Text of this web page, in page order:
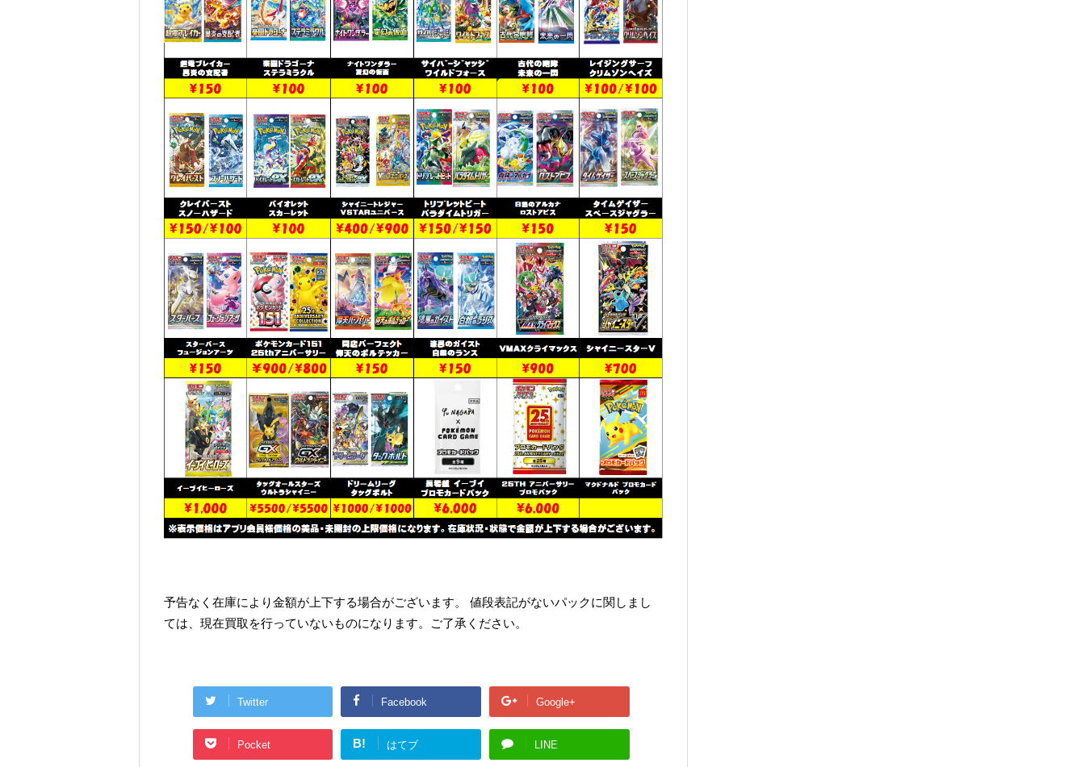
予告なく在庫により金額が上下する場合がございます。 値段表記がないパックに関しまし
ては、現在買取を行っていないものになります。ご了承ください。
Twitter Facebook Google+
Pocket B! はてブ LINE